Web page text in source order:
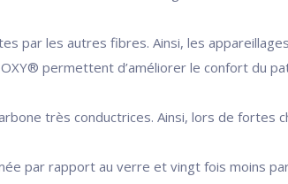
par les autres fibres. Ainsi, les appareillages
permettent d’améliorer le confort du
très conductrices. Ainsi, lors de fortes
par rapport au verre et vingt fois moins